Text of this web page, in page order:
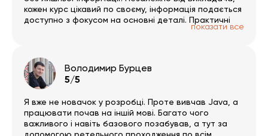
кожен курс цікавий по своєму, інформація подається
доступно з фокусом на основні деталі. Практичні
завдання цікаві й допомагають повністю
пройденого матеріалу можна пройти тестування, з
об’єктивним оцінюванням засвоєних знань, і
отримати сертифікат. Раджу усім.
показати все
Володимир Бурцев
5/5
Я вже не новачок у розробці. Проте вивчав Java, а
працювати почав на іншій мові. Багато чого
важливого і навіть базового позабував, а тут за
допомогою ретельного проходження по всім